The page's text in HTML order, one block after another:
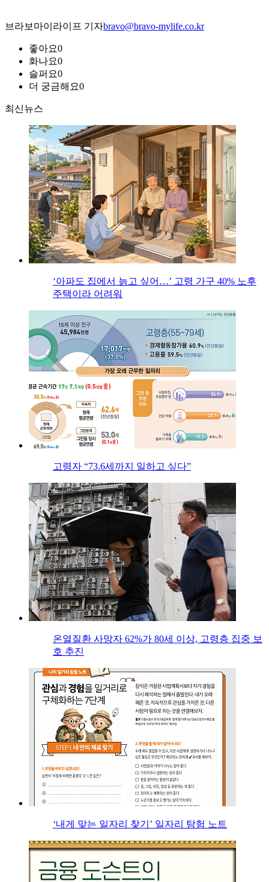
브라보마이라이프 기자bravo@bravo-mylife.co.kr
좋아요0
화나요0
슬퍼요0
더 궁금해요0
최신뉴스
‘아파도 집에서 늙고 싶어…’ 고령 가구 40% 노후
주택이라 어려워
고령자 “73.6세까지 일하고 싶다”
온열질환 사망자 62%가 80세 이상, 고령층 집중 보
호 추진
‘내게 맞는 일자리 찾기’ 일자리 탐험 노트